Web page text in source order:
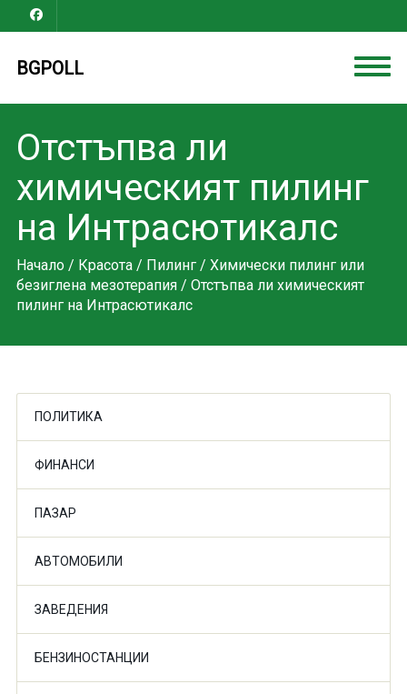
BGPOLL
Отстъпва ли
химическият пилинг
на Интрасютикалс
Начало/ Красота/ Пилинг/ Химически пилинг или
безиглена мезотерапия/ Отстъпва ли химическият
пилинг на Интрасютикалс
ПОЛИТИКА
ФИНАНСИ
ПАЗАР
АВТОМОБИЛИ
ЗАВЕДЕНИЯ
БЕНЗИНОСТАНЦИИ